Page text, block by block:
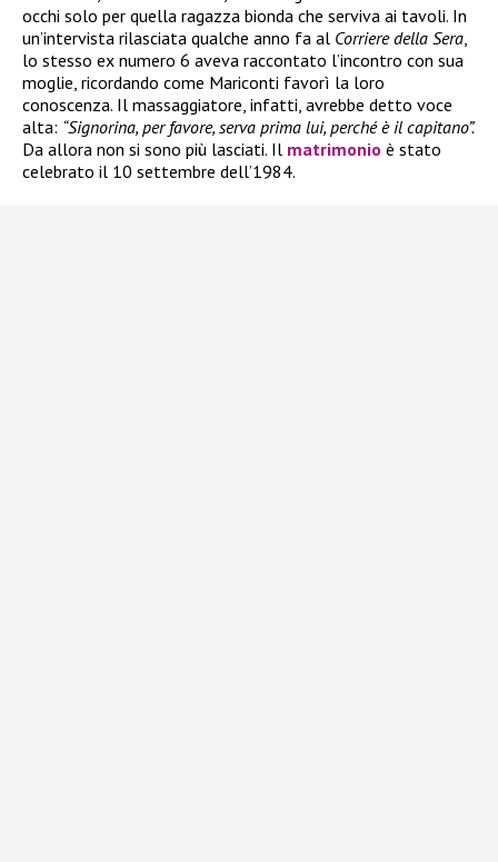
occhi solo per quella ragazza bionda che serviva ai tavoli. In
un’intervista rilasciata qualche anno fa al Corriere della Sera
lo stesso ex numero 6 aveva raccontato l’incontro con sua
moglie, ricordando come Mariconti favorì la loro
conoscenza. Il massaggiatore, infatti, avrebbe detto voce
alta: “Signorina, per favore, serva prima lui, perché è il capitano”.
Da allora non si sono più lasciati. Il matrimonio è stato
celebrato il 10 settembre dell’1984.